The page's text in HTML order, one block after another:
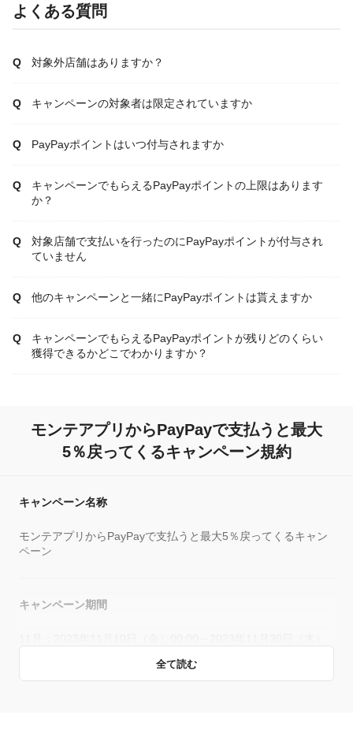
よくある質問
対象外店舗はありますか？
キャンペーンの対象者は限定されていますか
PayPayポイントはいつ付与されますか
キャンペーンでもらえるPayPayポイントの上限はあります
か？
対象店舗で支払いを行ったのにPayPayポイントが付与され
ていません
他のキャンペーンと一緒にPayPayポイントは貰えますか
キャンペーンでもらえるPayPayポイントが残りどのくらい
獲得できるかどこでわかりますか？
モンテアプリからPayPayで支払うと最大
5％戻ってくるキャンペーン規約
全て読む
キャンペーン名称
モンテアプリからPayPayで支払うと最大5％戻ってくるキャン
ペーン
キャンペーン期間
12月：2023年12月4日（月）00:00～2023年12月26日（火）
23:59の各週月曜〜木曜日